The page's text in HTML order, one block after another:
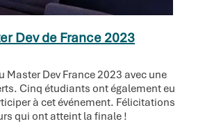
Dev de France 2023
Master Dev France 2023 avec une
Cinq étudiants ont également eu
à cet événement. Félicitations
qui ont atteint la finale !